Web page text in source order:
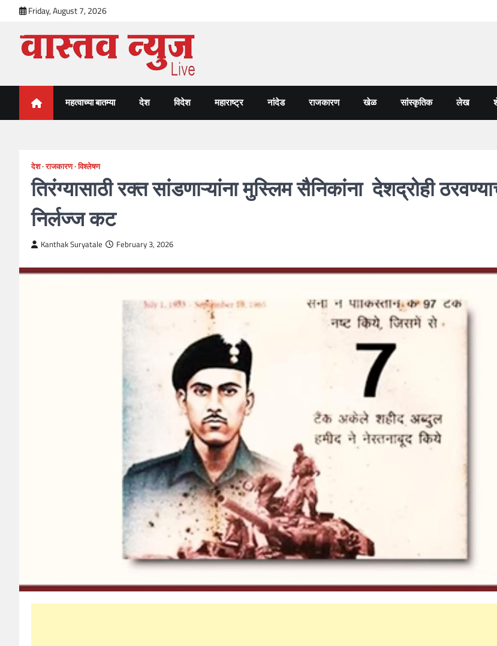
content
Friday, August 7, 2026
VastavNEWSLive.com
महत्वाच्या बातम्या देश विदेश महाराष्ट्र नांदेड राजकारण खेळ सांस्कृतिक लेख
देश राजकारण विश्लेषण
तिरंग्यासाठी रक्त सांडणाऱ्यांना मुस्लिम सैनिकांना देशद्रोही
निर्लज्ज कट
Kanthak Suryatale February 3, 2026
How to Become